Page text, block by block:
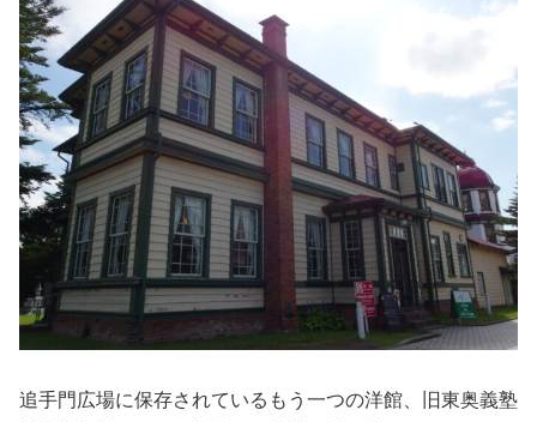
追手門広場に保存されているもう一つの洋館、旧東奥義塾